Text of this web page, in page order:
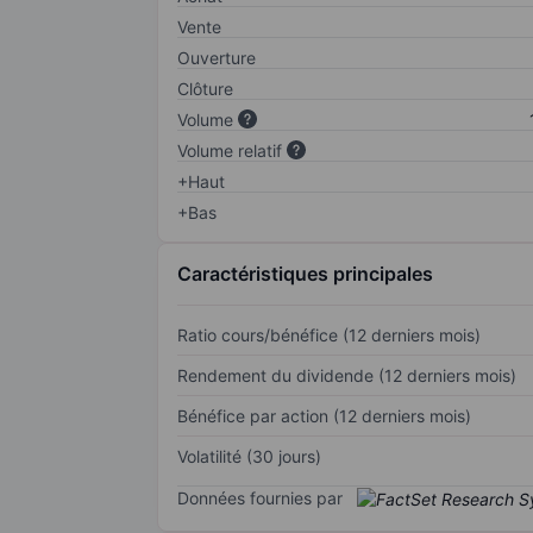
Vente
Ouverture
Clôture
Volume
Volume relatif
+Haut
+Bas
Caractéristiques principales
Ratio cours/bénéfice (12 derniers mois)
Rendement du dividende (12 derniers mois)
Bénéfice par action (12 derniers mois)
Volatilité (30 jours)
Données fournies par